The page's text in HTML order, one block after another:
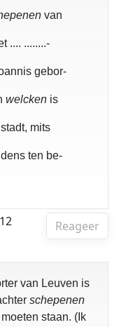
van
.... ........-
gebor-
welcken is
mits
ten be-
Reageer
van Leuven is
schepenen
moeten staan. (Ik